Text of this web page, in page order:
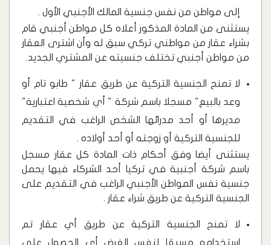
إلى مواطن من نفس جنسية المالك الأجنبي الأول .
يستثنى من المادة المذكور أعلاه كل مواطن أجنبي قام
بشراء عقار من مواطني تركي سبق له وأن اشترى العقار
من مواطن أجنبي تختلف جنسيته عن المشتري الجديد.
لا تمنح الجنسية التركية عن طريق عقار " طابو تام أو
وعد بالبيع" مسجلا باسم شركة " أي شخصية اعتبارية"
مديرها أو أحد مدرائها الشخص الراغب في التقديم
للجنسية التركية أو زوجته أو أحد أولاده .
يستثنى أيضا وفق أحكام ذات المادة كل عقار مسجل
باسم شركة أجنبية في تركيا أحد الشركاء فيها يحمل
جنسية نفس المواطن الأجنبي الراغب في التقديم على
الجنسية التركية عن طريق شراء عقار .
لا تمنح الجنسية التركية عن طريق أي عقار تم
استخدامه مسبقا لنفس الغرض أي الحصول على